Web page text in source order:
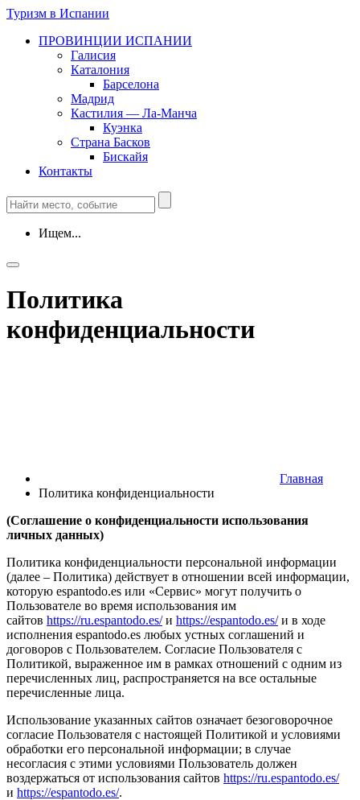
Туризм в Испании
ПРОВИНЦИИ ИСПАНИИ
Галисия
Каталония
Барселона
Мадрид
Кастилия — Ла-Манча
Куэнка
Страна Басков
Бискайя
Контакты
Ищем...
Политика
конфиденциальности
Главная
Политика конфиденциальности
(Соглашение о конфиденциальности использования
личных данных)
Политика конфиденциальности персональной информации
(далее – Политика) действует в отношении всей информации,
которую espantodo.es или «Сервис» могут получить о
Пользователе во время использования им
сайтов https://ru.espantodo.es/и https://espantodo.es/и в ходе
исполнения espantodo.es любых устных соглашений и
договоров с Пользователем. Согласие Пользователя с
Политикой, выраженное им в рамках отношений с одним из
перечисленных лиц, распространяется на все остальные
перечисленные лица.
Использование указанных сайтов означает безоговорочное
согласие Пользователя с настоящей Политикой и условиями
обработки его персональной информации; в случае
несогласия с этими условиями Пользователь должен
воздержаться от использования сайтов https://ru.espantodo.es/
и https://espantodo.es/.